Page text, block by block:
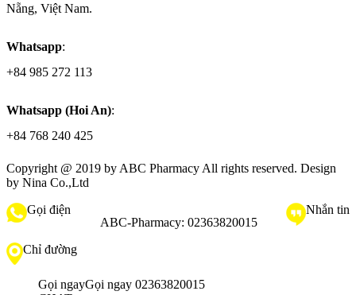
Nẵng, Việt Nam.
Whatsapp:
+84 985 272 113
Whatsapp (Hoi An):
+84 768 240 425
Copyright @ 2019 by ABC Pharmacy All rights reserved. Design
by Nina Co.,Ltd
Gọi điện
ABC-Pharmacy: 02363820015
Nhắn tin
Chỉ đường
Gọi ngayGọi ngay 02363820015